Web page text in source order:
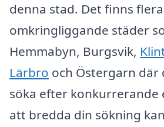
denna stad. Det finns flera
omkringliggande städer
Hemmabyn, Burgsvik,
Lärbro och Östergarn där
söka efter konkurrerande
att bredda din sökning